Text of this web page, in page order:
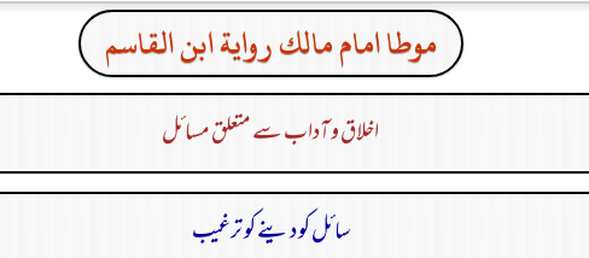
موطا امام مالك رواية ابن القاسم
اخلاق و آداب سے متعلق مسائل
سائل کو دینے کو ترغیب